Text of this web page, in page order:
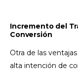
Incremento del
Conversión
Otra de las
alta intención de